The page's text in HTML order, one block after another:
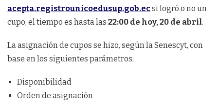
acepta.registrounicoedusup.gob.ecsi logró o no un
cupo, el tiempo es hasta las 22:00 de hoy, 20 de abril.
La asignación de cupos se hizo, según la Senescyt, con
base en los siguientes parámetros:
Disponibilidad
Orden de asignación